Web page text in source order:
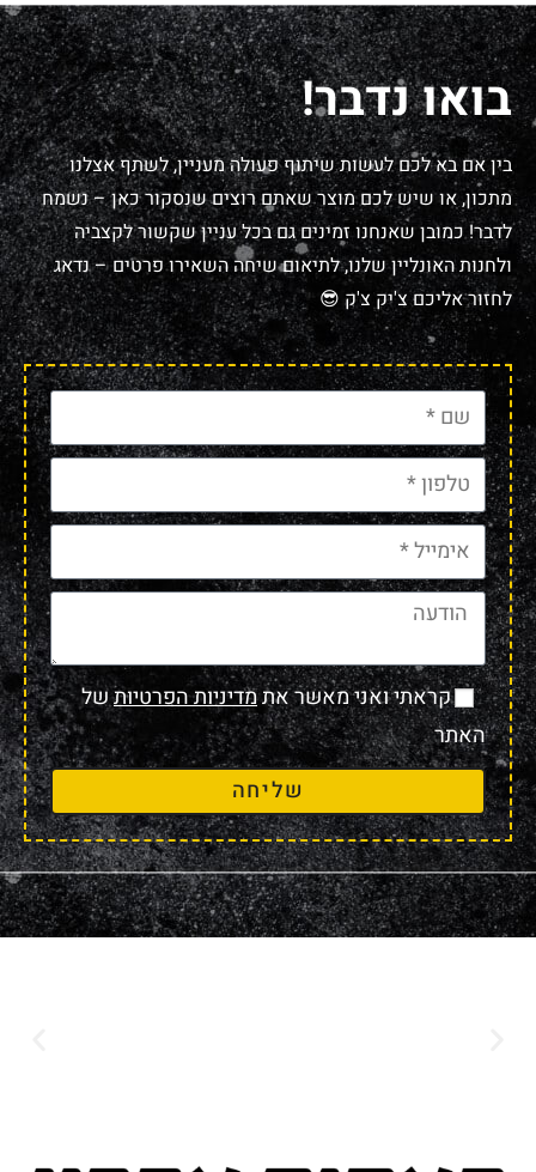
בואו נדבר!
בין אם בא לכם לעשות שיתוף פעולה מעניין, לשתף אצלנו
מתכון, או שיש לכם מוצר שאתם רוצים שנסקור כאן – נשמח
לדבר! כמובן שאנחנו זמינים גם בכל עניין שקשור לקצביה
ולחנות האונליין שלנו, לתיאום שיחה השאירו פרטים – נדאג
לחזור אליכם צ'יק צ'ק 😎
קראתי ואני מאשר אתמדיניות הפרטיותשל
האתר
שליחה